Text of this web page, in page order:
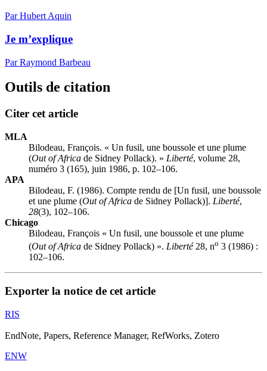
Par Hubert Aquin
Je m’explique
Par Raymond Barbeau
Outils de citation
Citer cet article
MLA
Bilodeau, François. « Un fusil, une boussole et une plume
(Out of Africa de Sidney Pollack). » Liberté, volume 28,
numéro 3 (165), juin 1986, p. 102–106.
APA
Bilodeau, F. (1986). Compte rendu de [Un fusil, une boussole
et une plume (Out of Africa de Sidney Pollack)]. Liberté,
28(3), 102–106.
Chicago
Bilodeau, François « Un fusil, une boussole et une plume
(Out of Africa de Sidney Pollack) ». Liberté28, no 3 (1986) :
102–106.
Exporter la notice de cet article
RIS
EndNote, Papers, Reference Manager, RefWorks, Zotero
ENW